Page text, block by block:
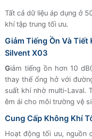
Tất cả dữ liệu áp dụng ở
khí tập trung tối ưu.
Giảm Tiếng Ồn Và
Silvent X03
Giảm tiếng ồn hơn 10
thay thế ống hở với
suất khí nhờ multi-Laval.
êm ái cho môi trường vệ
Cung Cấp Không Khí
Hoạt động tối ưu, nguồn